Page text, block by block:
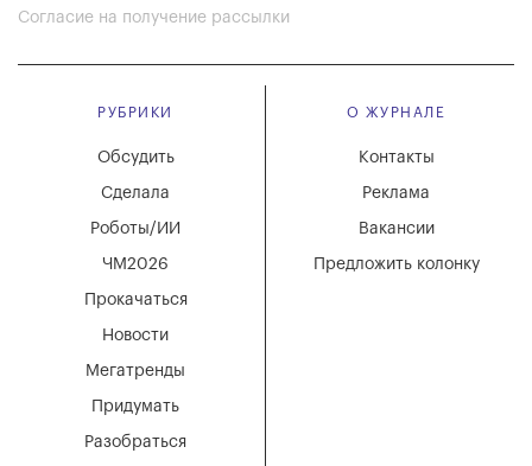
Согласие на получение рассылки
РУБРИКИ
Мегатренды
Придумать
Разобраться
Новости
Обсудить
Сделала
Роботы/ИИ
ЧМ2026
Прокачаться
О ЖУРНАЛЕ
Вакансии
Реклама
Контакты
Предложить колонку